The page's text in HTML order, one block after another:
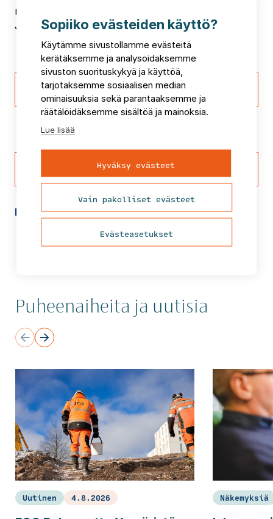
markkinalla”, sanoo kansainvälistymisestä
JobMatchilla vastaava johtajaFredrik Nordén
Lue lisää JobMatch-
soveltuvuustestauksesta
Lataa FCG:n webinaaritallenne
aiheesta
Lisätiedot:
Puheenaiheita ja uutisia
Uutinen 4.8.2026 Näkemyksiä
Sopiiko evästeiden käyttö?
Käytämme sivustollamme evästeitä
kerätäksemme ja analysoidaksemme
sivuston suorituskykyä ja käyttöä,
tarjotaksemme sosiaalisen median
ominaisuuksia sekä parantaaksemme ja
räätälöidäksemme sisältöä ja mainoksia.
Lue lisää
Hyväksy evästeet
Vain pakolliset evästeet
Evästeasetukset